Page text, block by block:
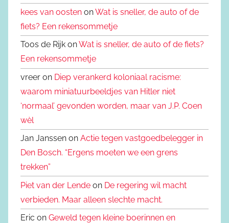
kees van oosten onWat is sneller, de auto of de
fiets? Een rekensommetje
Toos de Rijk onWat is sneller, de auto of de fiets?
Een rekensommetje
vreer on Diep verankerd koloniaal racisme:
waarom miniatuurbeeldjes van Hitler niet
‘normaal’ gevonden worden, maar van J.P. Coen
wèl
Jan Janssen on Actie tegen vastgoedbelegger in
Den Bosch. “Ergens moeten we een grens
trekken”
Piet van der Lende on De regering wil macht
verbieden. Maar alleen slechte macht.
Eric on Geweld tegen kleine boerinnen en